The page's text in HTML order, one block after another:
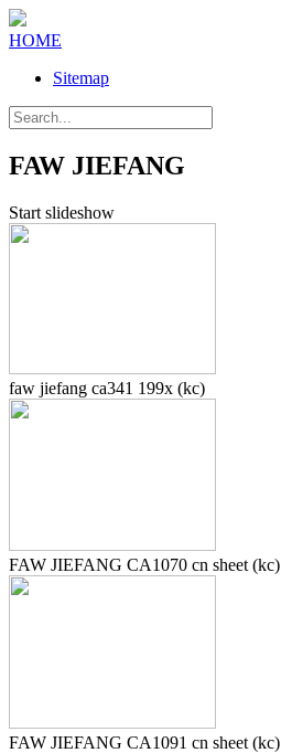
HOME
Sitemap
FAW JIEFANG
Start slideshow
faw jiefang ca341 199x (kc)
FAW JIEFANG CA1070 cn sheet (kc)
FAW JIEFANG CA1091 cn sheet (kc)